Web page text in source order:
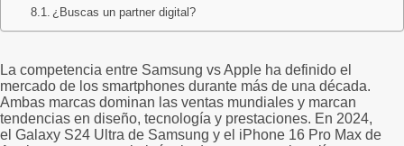
¿Buscas un partner digital?
La competencia entre Samsung vs Apple ha definido el
mercado de los smartphones durante más de una década.
Ambas marcas dominan las ventas mundiales y marcan
tendencias en diseño, tecnología y prestaciones. En 2024,
el Galaxy S24 Ultra de Samsung y el iPhone 16 Pro Max de